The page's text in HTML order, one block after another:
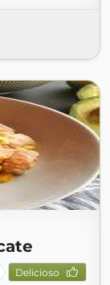
Delicioso